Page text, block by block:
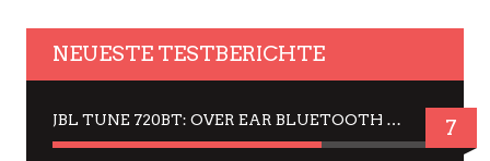
NEUESTE TESTBERICHTE
JBL TUNE 720BT: OVER EAR BLUETOOTH KOPFHÖRER UM DIE 50,-€ IM DAUER-TEST 7